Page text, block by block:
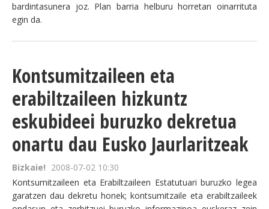
bardintasunera joz. Plan barria helburu horretan oinarrituta
egin da.
Kontsumitzaileen eta
erabiltzaileen hizkuntz
eskubideei buruzko dekretua
onartu dau Eusko Jaurlaritzeak
Bizkaie! 2008-07-02 10:30
Kontsumitzaileen eta Erabiltzaileen Estatutuari buruzko legea
garatzen dau dekretu honek; kontsumitzaile eta erabiltzaileek